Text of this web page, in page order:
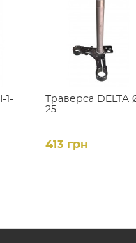
1-
Траверса DELTA
25
413 грн